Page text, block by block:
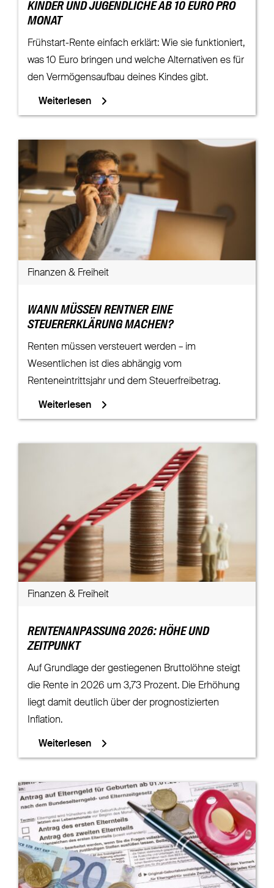
KINDER UND JUGENDLICHE AB 10 EURO PRO
MONAT
Frühstart-Rente einfach erklärt: Wie sie funktioniert,
was 10 Euro bringen und welche Alternativen es für
den Vermögensaufbau deines Kindes gibt.
Weiterlesen
Finanzen & Freiheit
WANN MÜSSEN RENTNER EINE
STEUERERKLÄRUNG MACHEN?
Renten müssen versteuert werden – im
Wesentlichen ist dies abhängig vom
Renteneintrittsjahr und dem Steuerfreibetrag.
Weiterlesen
Finanzen & Freiheit
RENTENANPASSUNG 2026: HÖHE UND
ZEITPUNKT
Auf Grundlage der gestiegenen Bruttolöhne steigt
die Rente in 2026 um 3,73 Prozent. Die Erhöhung
liegt damit deutlich über der prognostizierten
Inflation.
Weiterlesen